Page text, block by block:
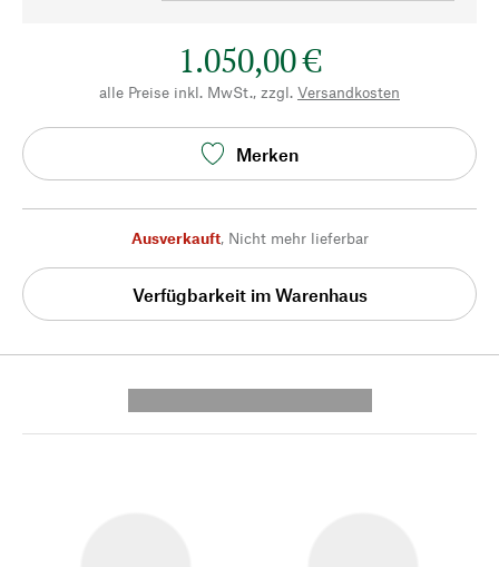
1.050,00 €
alle Preise inkl. MwSt., zzgl. Versandkosten
Merken
Ausverkauft, Nicht mehr lieferbar
Verfügbarkeit im Warenhaus